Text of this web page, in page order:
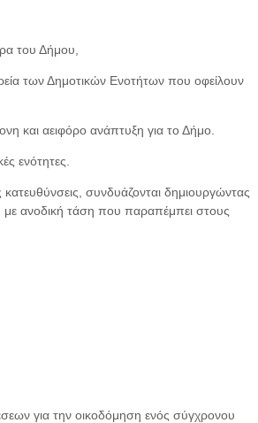
του Δήμου,
των Δημοτικών Ενοτήτων που οφείλουν
και αειφόρο ανάπτυξη για το Δήμο.
ενότητες.
κατευθύνσεις, συνδυάζονται δημιουργώντας
με ανοδική τάση που παραπέμπει στους
για την οικοδόμηση ενός σύγχρονου